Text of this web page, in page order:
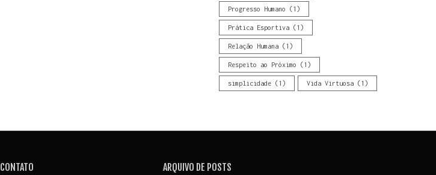
Progresso Humano (1)
Prática Esportiva(1)
Relação Humana(1)
Respeito ao Próximo (1)
simplicidade(1) Vida Virtuosa(1)
CONTATO ARQUIVO DE POSTS